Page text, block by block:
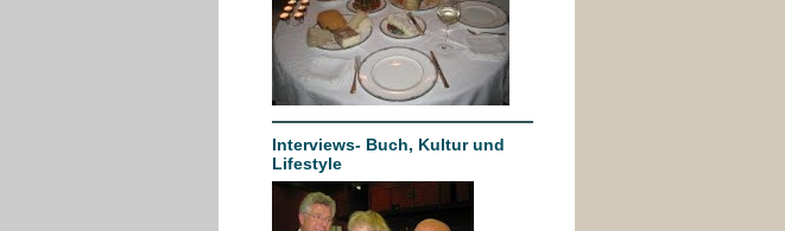
Interviews- Buch, Kultur und
Lifestyle